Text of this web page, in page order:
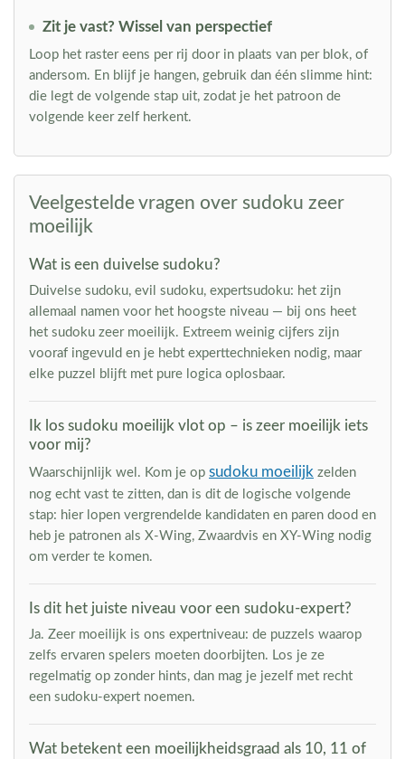
Zit je vast? Wissel van perspectief
Loop het raster eens per rij door in plaats van per blok, of
andersom. En blijf je hangen, gebruik dan één slimme hint:
die legt de volgende stap uit, zodat je het patroon de
volgende keer zelf herkent.
Veelgestelde vragen over sudoku zeer
moeilijk
Wat is een duivelse sudoku?
Duivelse sudoku, evil sudoku, expertsudoku: het zijn
allemaal namen voor het hoogste niveau — bij ons heet
het sudoku zeer moeilijk. Extreem weinig cijfers zijn
vooraf ingevuld en je hebt experttechnieken nodig, maar
elke puzzel blijft met pure logica oplosbaar.
Ik los sudoku moeilijk vlot op – is zeer moeilijk iets
voor mij?
Waarschijnlijk wel. Kom je op sudoku moeilijk zelden
nog echt vast te zitten, dan is dit de logische volgende
stap: hier lopen vergrendelde kandidaten en paren dood en
heb je patronen als X-Wing, Zwaardvis en XY-Wing nodig
om verder te komen.
Is dit het juiste niveau voor een sudoku-expert?
Ja. Zeer moeilijk is ons expertniveau: de puzzels waarop
zelfs ervaren spelers moeten doorbijten. Los je ze
regelmatig op zonder hints, dan mag je jezelf met recht
een sudoku-expert noemen.
Wat betekent een moeilijkheidsgraad als 10, 11 of